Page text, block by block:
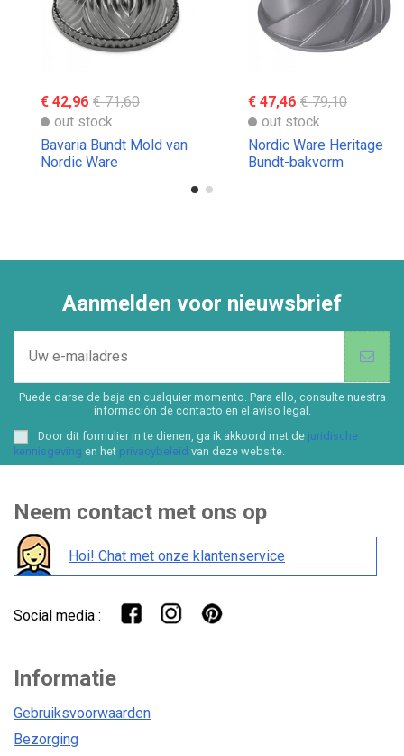
€ 42,96 € 71,60
out stock
Bavaria Bundt Mold van
Nordic Ware
€ 47,46 € 79,10
out stock
Nordic Ware Heritage
Bundt-bakvorm
Aanmelden voor nieuwsbrief
Puede darse de baja en cualquier momento. Para ello, consulte nuestra
información de contacto en el aviso legal.
Door dit formulier in te dienen, ga ik akkoord met de juridische
kennisgeving en het privacybeleid van deze website.
Neem contact met ons op
Hoi! Chat met onze klantenservice
Social media :
Informatie
Gebruiksvoorwaarden
Bezorging